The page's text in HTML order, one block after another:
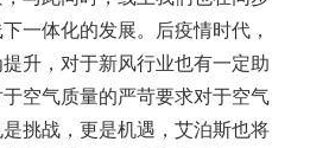
一体化的发展。后疫情时代，
升，对于新风行业也有一定助
空气质量的严苛要求对于空气
挑战，更是机遇，艾泊斯也将